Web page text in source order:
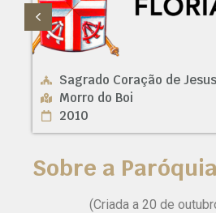
Sagrado Coração de Jesus
Morro do Boi
2010
Sobre a Paróquia
(Criada a 20 de